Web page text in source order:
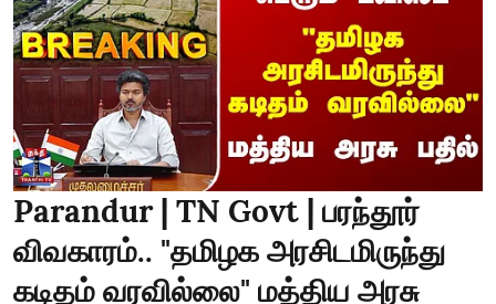
Parandur | TN Govt | பரந்தூர்
விவகாரம்.. "தமிழக அரசிடமிருந்து
கடிதம் வரவில்லை" மத்திய அரசு